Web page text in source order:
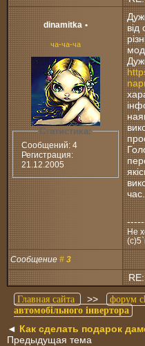
dinamitka •
ча-ча-ча
Статистика:
Сообщений: 4
Регистрация:
21.12.2005
від
час.
Не
Сообщение # 3
RE:
Главная сайта >> форум
автомобільного інвертора
◄ Как сделать подарок
Предыдущая тема